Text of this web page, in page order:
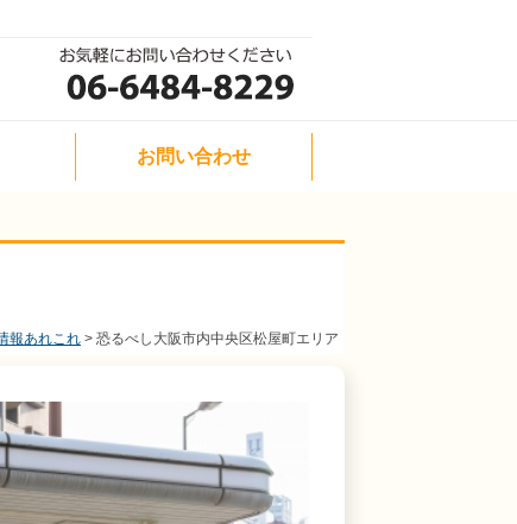
お問い合わせ
報あれこれ 恐るべし大阪市内中央区松屋町エリア